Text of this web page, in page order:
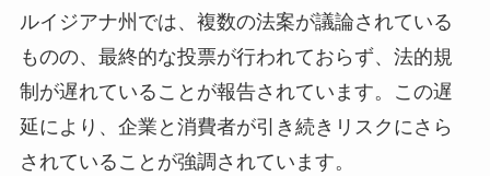
ルイジアナ州では、複数の法案が議論されている
ものの、最終的な投票が行われておらず、法的規
制が遅れていることが報告されています。この遅
延により、企業と消費者が引き続きリスクにさら
されていることが強調されています。